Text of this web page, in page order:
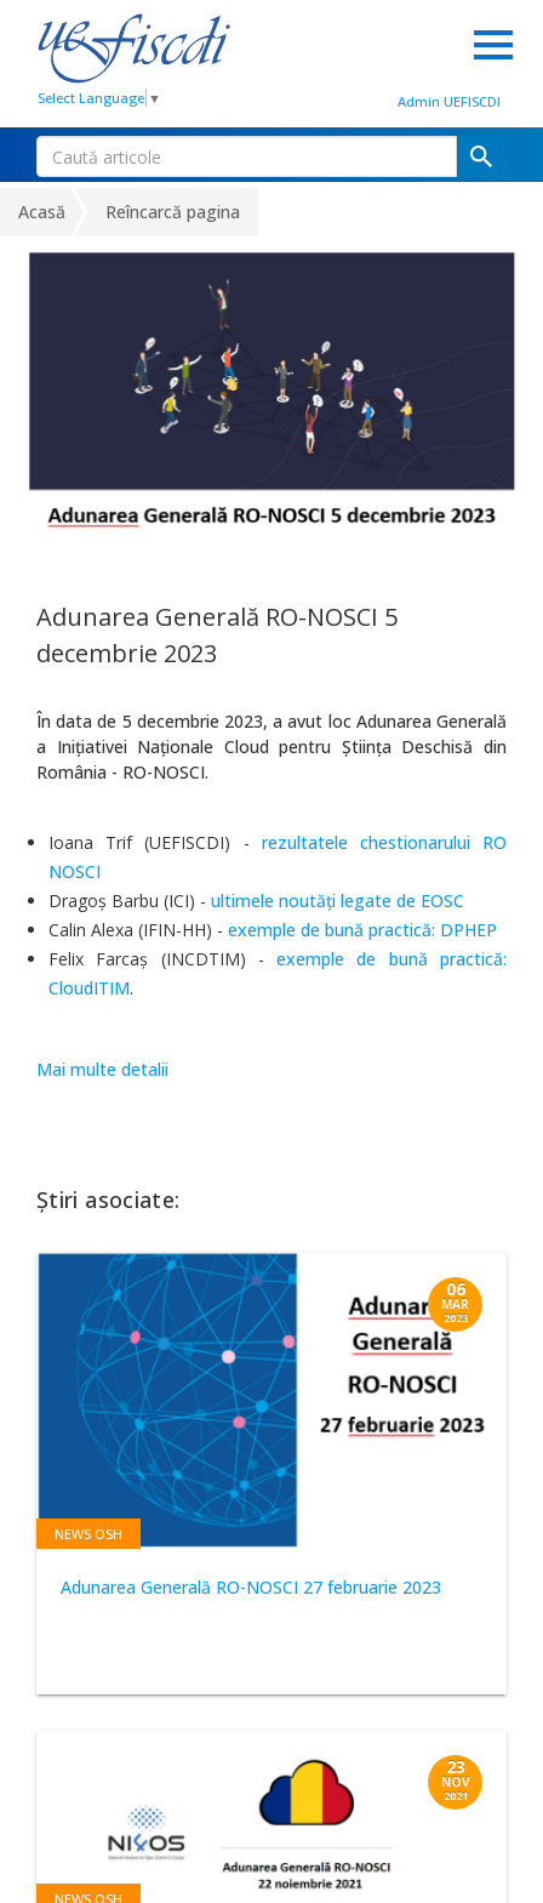
Select Language ▼ Admin UEFISCDI
Acasă Reîncarcă pagina
Adunarea Generală RO-NOSCI 5
decembrie 2023
În data de 5 decembrie 2023, a avut loc Adunarea Generală
a Inițiativei Naționale Cloud pentru Știința Deschisă din
România - RO-NOSCI.
Ioana Trif (UEFISCDI) - rezultatele chestionarului RO
NOSCI
Dragoș Barbu (ICI) - ultimele noutăți legate de EOSC
Calin Alexa (IFIN-HH) - exemple de bună practică: DPHEP
Felix Farcaș (INCDTIM) -exemple de bună practică:
CloudITIM.
Mai multe detalii
Știri asociate:
06
MAR
2023
NEWS OSH
Adunarea Generală RO-NOSCI 27 februarie 2023
23
NOV
2021
NEWS OSH